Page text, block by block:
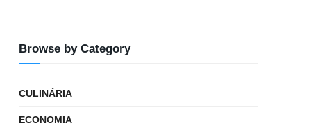
Browse by Category
CULINÁRIA
ECONOMIA